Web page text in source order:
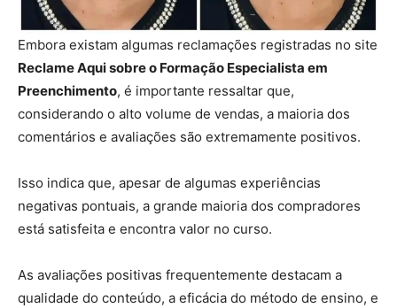
Embora existam algumas reclamações registradas no site
Reclame Aqui sobre o Formação Especialista em
Preenchimento, é importante ressaltar que,
considerando o alto volume de vendas, a maioria dos
comentários e avaliações são extremamente positivos.
Isso indica que, apesar de algumas experiências
negativas pontuais, a grande maioria dos compradores
está satisfeita e encontra valor no curso.
As avaliações positivas frequentemente destacam a
qualidade do conteúdo, a eficácia do método de ensino, e